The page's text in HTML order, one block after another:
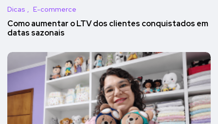
Dicas E-commerce
Como aumentar o LTV dos clientes conquistados em
datas sazonais